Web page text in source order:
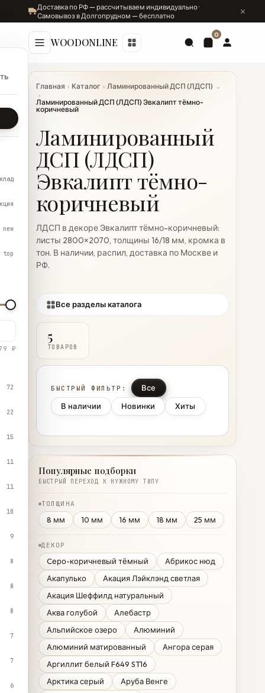
Доставка по РФ — рассчитываем индивидуально ·
Самовывоз в Долгопрудном — бесплатно
WOODONLINE
0
Главная › Каталог › Ламинированный ДСП (ЛДСП) ⌄
›
Ламинированный ДСП (ЛДСП) Эвкалипт тёмно-
коричневый
Ламинированный
ДСП (ЛДСП)
Эвкалипт тёмно-
коричневый
ЛДСП в декоре Эвкалипт тёмно-коричневый:
листы 2800×2070, толщины 16/18 мм, кромка в
тон. В наличии, распил, доставка по Москве и
РФ.
Все разделы каталога
5
ТОВАРОВ
БЫСТРЫЙ ФИЛЬТР:
Все
В наличии
Новинки Хиты
new
top
₽
72
22
15
11
11
10
9
8
8
8
7
7
6
Популярные подборки
БЫСТРЫЙ ПЕРЕХОД К НУЖНОМУ ТИПУ
ТОЛЩИНА
8 мм 10 мм 16 мм 18 мм 25 мм
ДЕКОР
Cеро-коричневый тёмный
Абрикос нюд
Акапулько
Акация Лэйклэнд светлая
Акация Шеффилд натуральный
Аква голубой
Алебастр
Альпийское озеро
Алюминий
Алюминий матированный
Ангора серая
Аргиллит белый F649 ST16
Арктика серый
Аруба Венге